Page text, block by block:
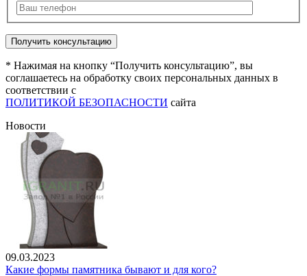
* Нажимая на кнопку “Получить консультацию”, вы
соглашаетесь на обработку своих персональных данных в
соответствии с
ПОЛИТИКОЙ БЕЗОПАСНОСТИ сайта
Новости
09.03.2023
Какие формы памятника бывают и для кого?